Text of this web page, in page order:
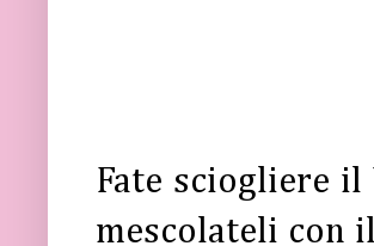
Fate sciogliere il
mescolateli con il